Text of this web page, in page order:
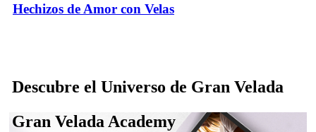
Hechizos de Amor con Velas
Descubre el Universo de Gran Velada
Gran Velada Academy